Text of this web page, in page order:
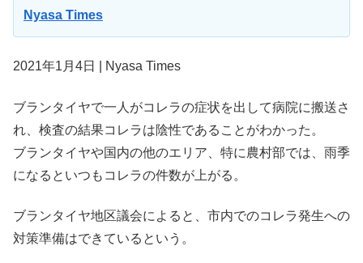
Nyasa Times
2021年1月4日 | Nyasa Times
ブランタイヤで一人がコレラの症状を出して病院に搬送さ
れ、検査の結果コレラは陰性であることがわかった。
ブランタイヤや国内の他のエリア、特に農村部では、雨季
になるといつもコレラの件数が上がる。
ブランタイヤ地区議会によると、市内でのコレラ発生への
対策準備はできているという。